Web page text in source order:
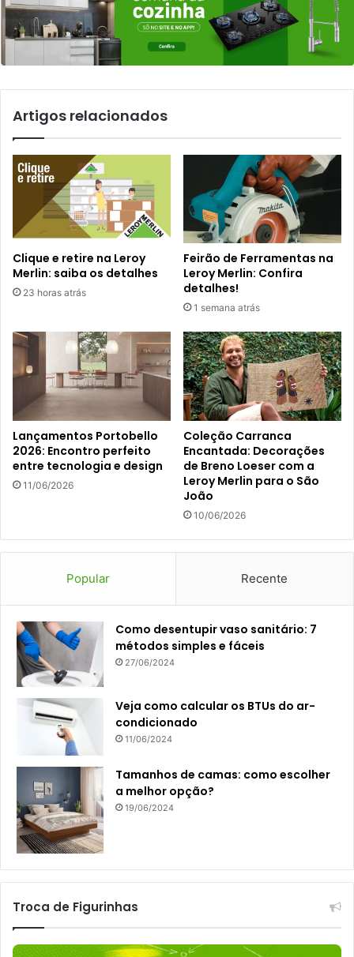
Artigos relacionados
Clique e retire na Leroy
Merlin: saiba os detalhes
23 horas atrás
Feirão de Ferramentas na
Leroy Merlin: Confira
detalhes!
1 semana atrás
Lançamentos Portobello
2026: Encontro perfeito
entre tecnologia e design
11/06/2026
Coleção Carranca
Encantada: Decorações
de Breno Loeser com a
Leroy Merlin para o São
João
10/06/2026
Popular Recente
Como desentupir vaso sanitário: 7
métodos simples e fáceis
27/06/2024
Veja como calcular os BTUs do ar-
condicionado
11/06/2024
Tamanhos de camas: como escolher
a melhor opção?
19/06/2024
Troca de Figurinhas